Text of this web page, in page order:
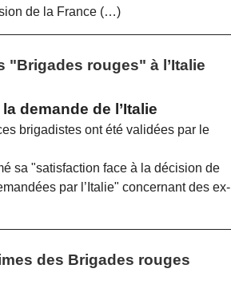
de la France (…)
"Brigades rouges" à l’Italie
demande de l’Italie
brigadistes ont été validées par le
sa "satisfaction face à la décision de
par l’Italie" concernant des ex-
des Brigades rouges